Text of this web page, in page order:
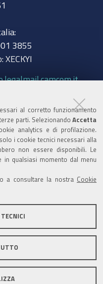
al corretto funzionamento
parti. Selezionando Accetta
analytics e di profilazione.
i cookie tecnici necessari alla
non essere disponibili. Le
in qualsiasi momento dal menu
a consultare la nostra Cookie
TECNICI
3855
XECKYI
privacy
Social media policy